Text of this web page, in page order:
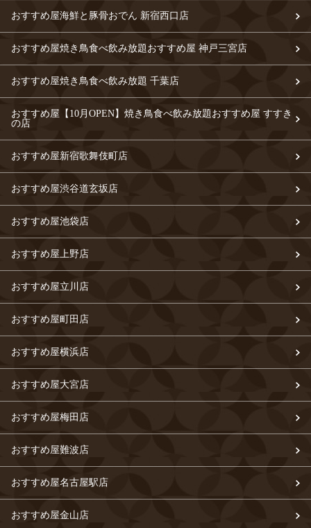
おすすめ屋海鮮と豚骨おでん 新宿西口店
おすすめ屋焼き鳥食べ飲み放題おすすめ屋 神戸三宮店
おすすめ屋焼き鳥食べ飲み放題 千葉店
おすすめ屋【10月OPEN】焼き鳥食べ飲み放題おすすめ屋 すすき
の店
おすすめ屋新宿歌舞伎町店
おすすめ屋渋谷道玄坂店
おすすめ屋池袋店
おすすめ屋上野店
おすすめ屋立川店
おすすめ屋町田店
おすすめ屋横浜店
おすすめ屋大宮店
おすすめ屋梅田店
おすすめ屋難波店
おすすめ屋名古屋駅店
おすすめ屋金山店